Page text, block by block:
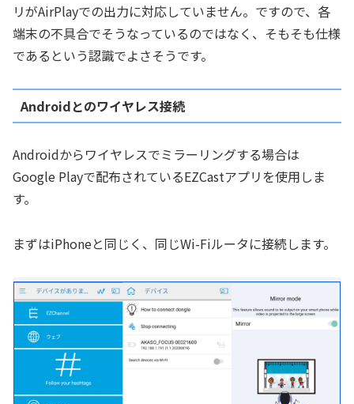
リがAirPlayでの出力に対応していません。ですので、各
端末の不具合でそうなっているのではなく、そもそも仕様
であるという認識でよさそうです。
Androidとのワイヤレス接続
Androidからワイヤレスでミラーリングする場合は
Google Playで配布されているEZCastアプリを使用しま
す。
まずはiPhoneと同じく、同じWi-Fiルータに接続します。